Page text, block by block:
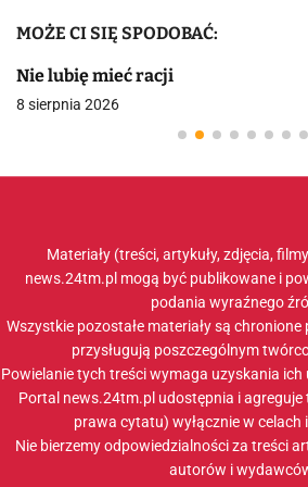
MOŻE CI SIĘ SPODOBAĆ:
Nie lubię mieć racji
8 sierpnia 2026
Materiały (treści, artykuły, zdjęcia,
news.24tm.pl mogą być publikowane i
podania wyraźnego
Wszystkie pozostałe materiały są
przysługują poszczególnym
Powielanie tych treści wymaga uzyskania ich
Portal news.24tm.pl udostępnia i agreguje
prawa cytatu) wyłącznie w
Nie bierzemy odpowiedzialności za treści
autorów i